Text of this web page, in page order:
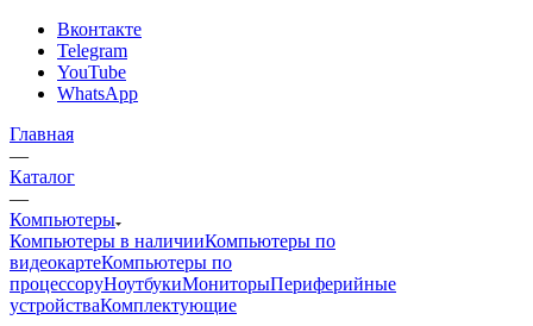
Вконтакте
Telegram
YouTube
WhatsApp
Главная
—
Каталог
—
Компьютеры
Компьютеры в наличииКомпьютеры по
видеокартеКомпьютеры по
процессоруНоутбукиМониторыПериферийные
устройстваКомплектующие